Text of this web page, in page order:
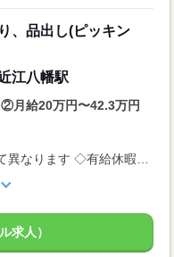
、品出し(ピッキン
江八幡駅
月給20万円〜42.3万円
◇土日祝休み ※勤務先によって異なります ◇有給休暇あり（入社6ヵ月後に10日付与） ◇産休・育休制度あり 休日多めの職場が多いでが、 月給制なので給料は安定です！
求人）